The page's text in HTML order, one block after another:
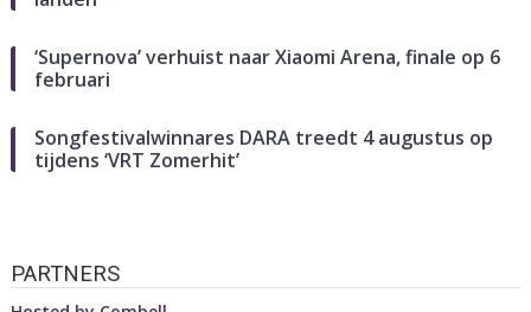
‘Supernova’ verhuist naar Xiaomi Arena, finale op 6
februari
Songfestivalwinnares DARA treedt 4 augustus op
tijdens ‘VRT Zomerhit’
PARTNERS